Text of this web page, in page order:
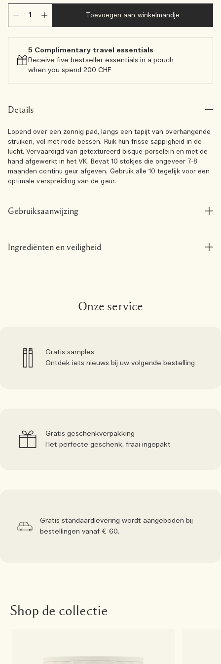
Toevoegen aan winkelmandje
5 Complimentary travel essentials​
Receive five bestseller essentials in a pouch
when you spend 200 CHF
Details
Lopend over een zonnig pad, langs een tapijt van overhangende
struiken, vol met rode bessen. Ruik hun frisse sappigheid in de
lucht. Vervaardigd van getextureerd bisque-porselein en met de
hand afgewerkt in het VK. Bevat 10 stokjes die ongeveer 7-8
maanden continu geur afgeven. Gebruik alle 10 tegelijk voor een
optimale verspreiding van de geur.
Gebruiksaanwijzing
Ingrediënten en veiligheid
Onze service
Gratis samples
Ontdek iets nieuws bij uw volgende bestelling
Gratis geschenkverpakking
Het perfecte geschenk, fraai ingepakt
Gratis standaardlevering wordt aangeboden bij
bestellingen vanaf € 60.
Shop de collectie